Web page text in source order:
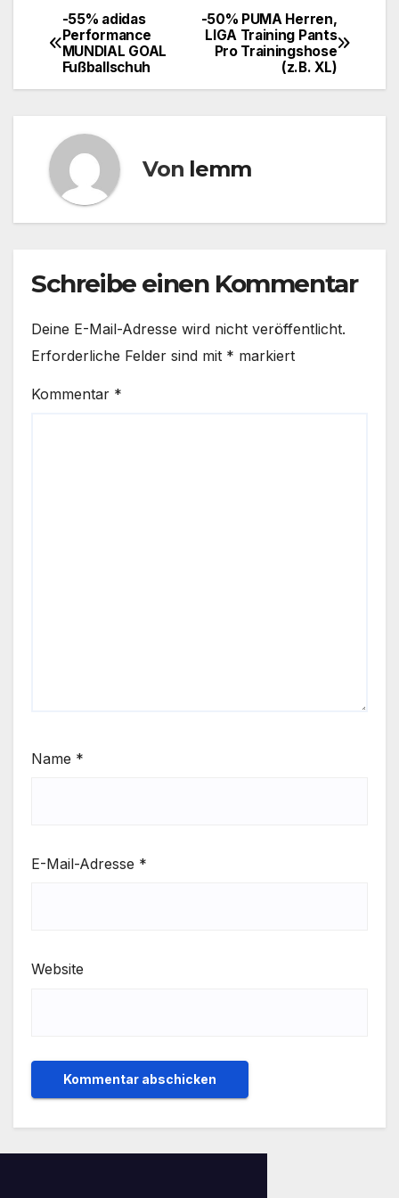
-50% PUMA Herren,
LIGA Training Pants
Pro Trainingshose
(z.B. XL)
-55% adidas
Performance
MUNDIAL GOAL
Fußballschuh
Von lemm
Schreibe einen Kommentar
Deine E-Mail-Adresse wird nicht veröffentlicht.
Erforderliche Felder sind mit * markiert
Kommentar *
Name *
E-Mail-Adresse *
Website